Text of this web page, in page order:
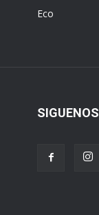
Eco
SIGUENOS